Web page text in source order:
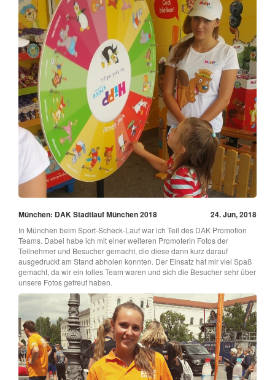
München: DAK Stadtlauf München 2018 24. Jun, 2018
In München beim Sport-Scheck-Lauf war ich Teil des DAK Promotion
Teams. Dabei habe ich mit einer weiteren Promoterin Fotos der
Teilnehmer und Besucher gemacht, die diese dann kurz darauf
ausgedruckt am Stand abholen konnten. Der Einsatz hat mir viel Spaß
gemacht, da wir ein tolles Team waren und sich die Besucher sehr über
unsere Fotos gefreut haben.